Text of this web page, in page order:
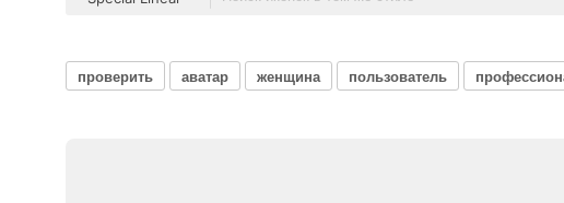
проверить аватар женщина пользователь